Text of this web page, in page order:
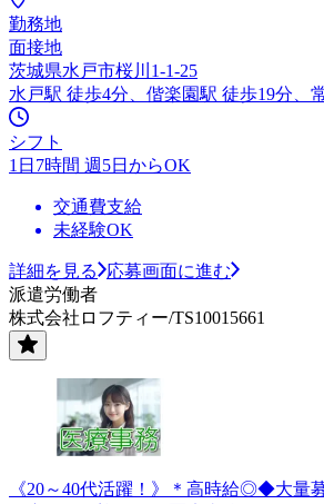
勤務地
面接地
茨城県水戸市桜川1-1-25
水戸駅 徒歩4分、偕楽園駅 徒歩19分、
シフト
1日7時間 週5日からOK
交通費支給
未経験OK
詳細を見る
応募画面に進む
派遣労働者
株式会社ロフティー/TS10015661
《20～40代活躍！》＊高時給◎◆大量